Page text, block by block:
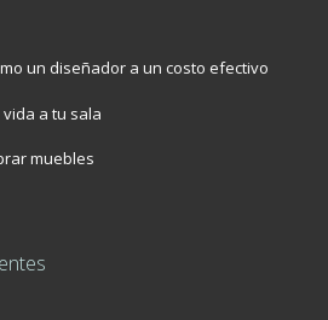
un diseñador a un costo efectivo
a tu sala
muebles